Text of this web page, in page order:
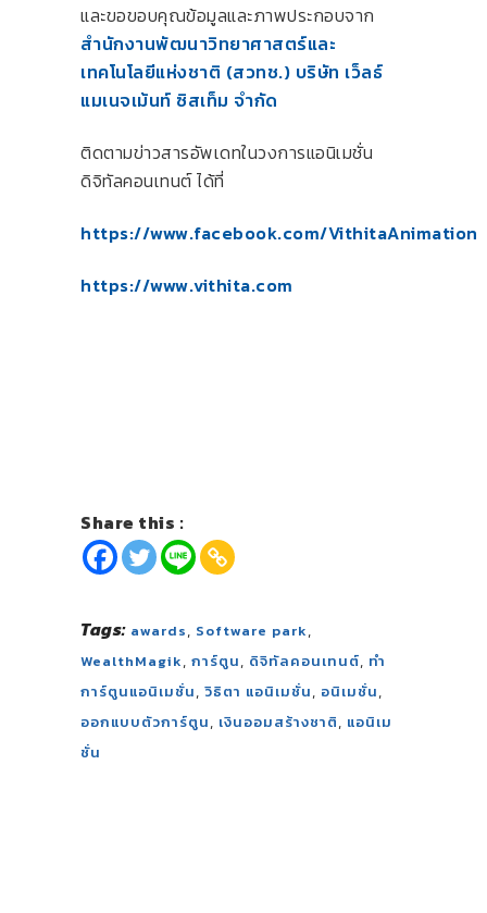
และขอขอบคุณข้อมูลและภาพประกอบจาก
สำนักงานพัฒนาวิทยาศาสตร์และ
เทคโนโลยีแห่งชาติ (สวทช.) บริษัท เว็ลธ์
แมเนจเม้นท์ ซิสเท็ม จำกัด
ติดตามข่าวสารอัพเดทในวงการแอนิเมชั่น
ดิจิทัลคอนเทนต์ ได้ที่
https://www.facebook.com/VithitaAnimation
https://www.vithita.com
Share this :
Tags: awards, Software park,
WealthMagik, การ์ตูน, ดิจิทัลคอนเทนต์, ทำ
การ์ตูนแอนิเมชั่น, วิธิตา แอนิเมชั่น, อนิเมชั่น,
ออกแบบตัวการ์ตูน, เงินออมสร้างชาติ, แอนิเม
ชั่น